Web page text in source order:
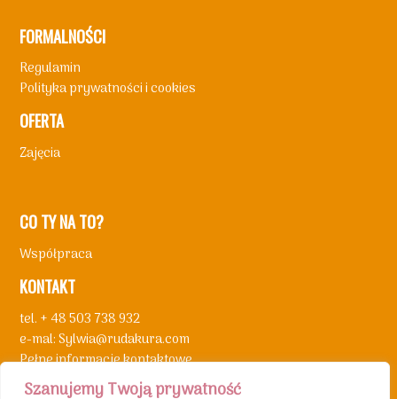
Szanujemy Twoją prywatność
FORMALNOŚCI
Regulamin
Polityka prywatności i cookies
OFERTA
Zajęcia
CO TY NA TO?
Współpraca
KONTAKT
tel. + 48 503 738 932
e-mal: Sylwia@rudakura.com
Pełne informacje kontaktowe